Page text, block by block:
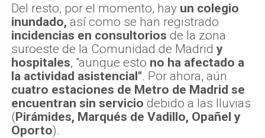
Del resto, por el momento, hay un colegio
inundado, así como se han registrado
incidencias en consultorios de la zona
suroeste de la Comunidad de Madrid y
hospitales, "aunque esto no ha afectado a
la actividad asistencial". Por ahora, aún
cuatro estaciones de Metro de Madrid se
encuentran sin servicio debido a las lluvias
(Pirámides, Marqués de Vadillo, Opañel y
Oporto).